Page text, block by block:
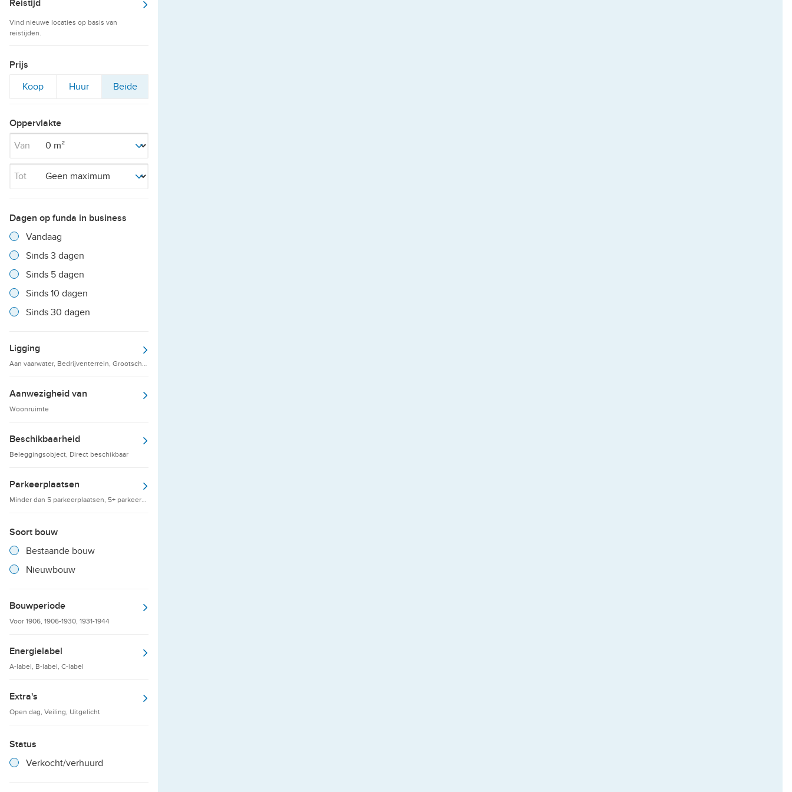
Reistijd
Vind nieuwe locaties op basis van
reistijden.
Prijs
Filter
Koop
Filter
Huur
Filter
op
Beide
Oppervlakte
Van
Tot
Dagen op funda in business
Filter verwijderen
Vandaag
Sinds 3 dagen
Sinds 5 dagen
Sinds 10 dagen
Sinds 30 dagen
Ligging
Aan vaarwater, Bedrijventerrein, Grootschalige detailhandelsvestigingen
Aanwezigheid van
Woonruimte
Beschikbaarheid
Beleggingsobject, Direct beschikbaar
Parkeerplaatsen
Minder dan 5 parkeerplaatsen, 5+ parkeerplaatsen, 10+ parkeerplaatsen
Soort bouw
Filter verwijderen
Bestaande bouwResultaten
NieuwbouwResultaten
Bouwperiode
Voor 1906, 1906-1930, 1931-1944
Energielabel
A-label, B-label, C-label
Extra's
Open dag, Veiling, Uitgelicht
Status
Filter verwijderen
Verkocht/verhuurd